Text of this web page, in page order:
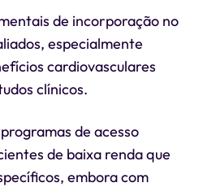
de incorporação no
especialmente
cardiovasculares
clínicos.
de acesso
de baixa renda que
embora com